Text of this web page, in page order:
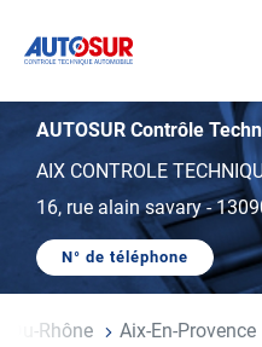
AUTOSUR
AUTOSUR Contrôle
AIX CONTROLE
16, rue alain savary-
N° de téléphone
AFFICHER
DE
TÉLÉPHONE
Du-Rhône Aix-En-Provence